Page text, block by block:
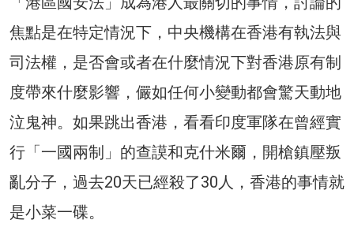
焦點是在特定情況下，中央機構在香港有執法與
司法權，是否會或者在什麼情況下對香港原有制
度帶來什麼影響，儼如任何小變動都會驚天動地
泣鬼神。如果跳出香港，看看印度軍隊在曾經實
行「一國兩制」的查謨和克什米爾，開槍鎮壓叛
亂分子，過去20天已經殺了30人，香港的事情就
是小菜一碟。